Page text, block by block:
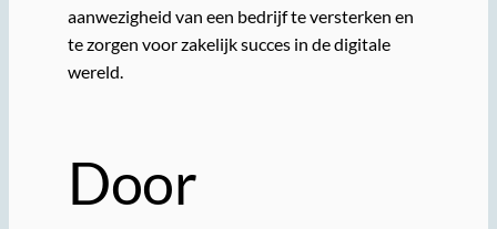
aanwezigheid van een bedrijf te versterken en
te zorgen voor zakelijk succes in de digitale
wereld.
Door